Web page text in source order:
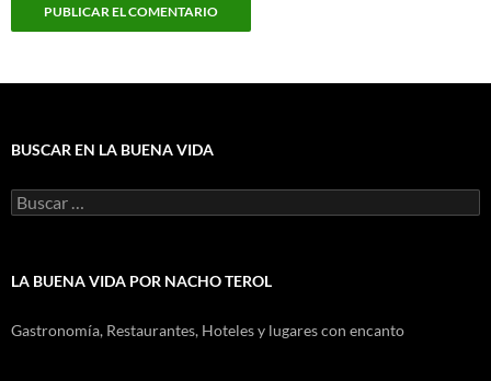
BUSCAR EN LA BUENA VIDA
Buscar:
LA BUENA VIDA POR NACHO TEROL
Gastronomía, Restaurantes, Hoteles y lugares con encanto